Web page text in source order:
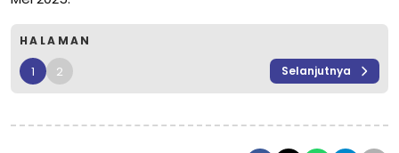
HALAMAN
1 2 Selanjutnya